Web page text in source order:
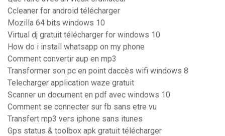
Ccleaner for android télécharger
Mozilla 64 bits windows 10
Virtual dj gratuit télécharger for windows 10
How do i install whatsapp on my phone
Comment convertir aup en mp3
Transformer son pc en point daccès wifi windows 8
Telecharger application waze gratuit
Scanner un document en pdf avec windows 10
Comment se connecter sur fb sans etre vu
Transfert mp3 vers iphone sans itunes
Gps status & toolbox apk gratuit télécharger